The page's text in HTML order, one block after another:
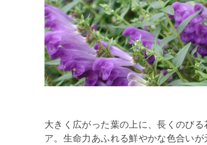
大きく広がった葉の上に、長くのび
ア。生命力あふれる鮮やかな色合い